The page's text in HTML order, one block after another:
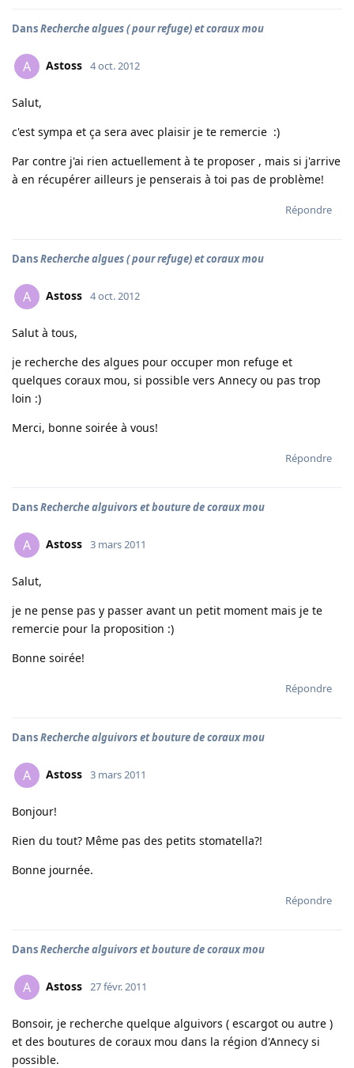
DansRecherche algues ( pour refuge) et coraux mou
A Astoss 4 oct. 2012
Salut,
c'est sympa et ça sera avec plaisir je te remercie :)
Par contre j'ai rien actuellement à te proposer , mais si j'arrive
à en récupérer ailleurs je penserais à toi pas de problème!
Répondre
DansRecherche algues ( pour refuge) et coraux mou
A Astoss 4 oct. 2012
Salut à tous,
je recherche des algues pour occuper mon refuge et
quelques coraux mou, si possible vers Annecy ou pas trop
loin :)
Merci, bonne soirée à vous!
Répondre
DansRecherche alguivors et bouture de coraux mou
A Astoss 3 mars 2011
Salut,
je ne pense pas y passer avant un petit moment mais je te
remercie pour la proposition :)
Bonne soirée!
Répondre
DansRecherche alguivors et bouture de coraux mou
A Astoss 3 mars 2011
Bonjour!
Rien du tout? Même pas des petits stomatella?!
Bonne journée.
Répondre
DansRecherche alguivors et bouture de coraux mou
A Astoss 27 févr. 2011
Bonsoir, je recherche quelque alguivors ( escargot ou autre )
et des boutures de coraux mou dans la région d'Annecy si
possible.